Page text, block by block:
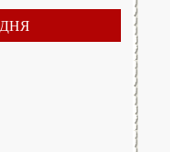
политологов у